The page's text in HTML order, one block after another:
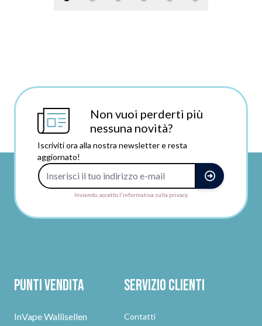
Non vuoi perderti più
nessuna novità?
Iscriviti ora alla nostra newsletter e resta
aggiornato!
Inviando, accetto l'informativa sulla privacy.
Punti vendita
InVape Wallisellen
Servizio clienti
Contatti